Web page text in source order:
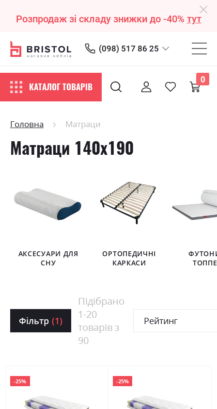
Розпродаж зі складу знижки до -40% тут
(098) 517 86 25
КАТАЛОГ ТОВАРІВ
0
Головна Матраци
Матраци 140х190
АКСЕСУАРИ ДЛЯ
СНУ
ОРТОПЕДИЧНІ
КАРКАСИ
Фільтр (1)
Підібрано
1-20
товарів з
90
Рейтинг
-25% -25%